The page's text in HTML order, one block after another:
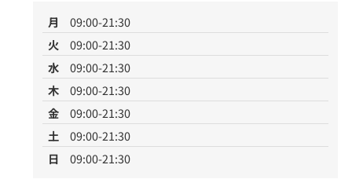
月
09:00-21:30
火
09:00-21:30
水
09:00-21:30
木
09:00-21:30
金
09:00-21:30
土
09:00-21:30
日
09:00-21:30